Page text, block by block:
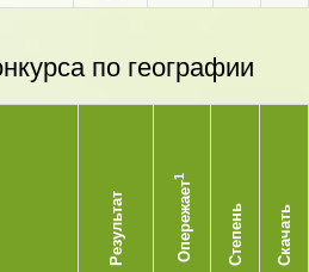
по географии
Результат Опережает
1
Степень Скачать